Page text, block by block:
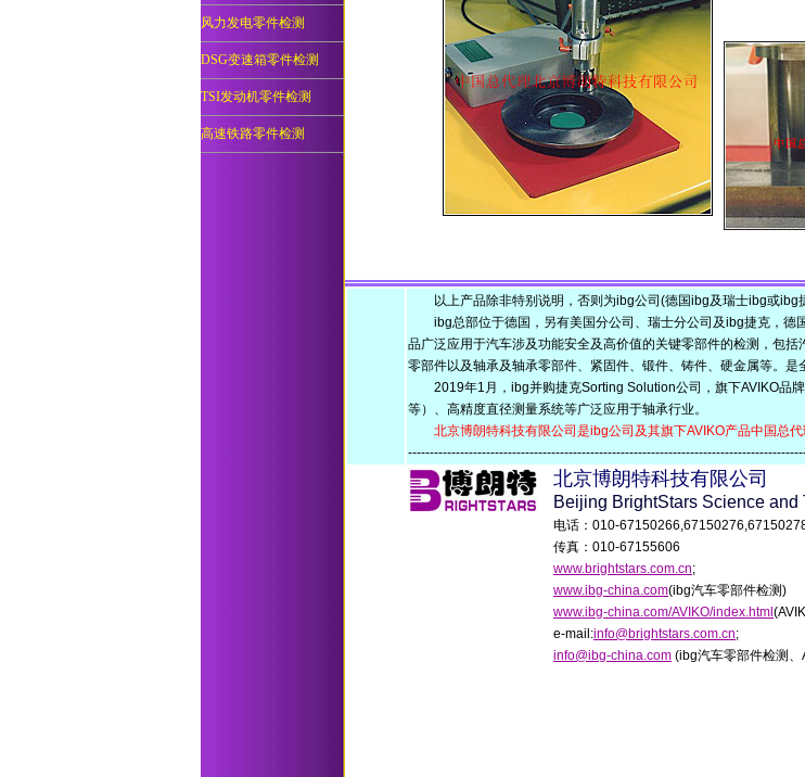
风力发电零件检测
DSG变速箱零件检测
TSI发动机零件检测
高速铁路零件检测
以上产品除非特别说明，否则为ibg公司(德国ibg及瑞士ibg或ibg
ibg总部位于德国，另有美国分公司、瑞士分公司及ibg捷克，德
品广泛应用于汽车涉及功能安全及高价值的关键零部件的检测，包
零部件以及轴承及轴承零部件、紧固件、锻件、铸件、硬金属等。是
2019年1月，ibg并购捷克Sorting Solution公司，旗下AVIKO品牌
等）、高精度直径测量系统等广泛应用于轴承行业。
北京博朗特科技有限公司是ibg公司及其旗下AVIKO产品中国总代
北京博朗特科技有限公司
Beijing BrightStars Science and
电话：010-
传真：010-67155606
www.brightstars.com.cn;
www.ibg-china.com(ibg汽车零部件检测)
www.ibg-china.com/AVIKO/index.html
e-mail:info@brightstars.com.cn;
info@ibg-china.com (ibg汽车零部件检测、